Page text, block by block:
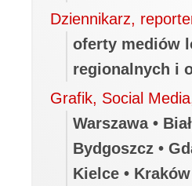
Dziennikarz,
oferty mediów
regionalnych i
Grafik, Social
Warszawa •
Bydgoszcz •
Kielce •